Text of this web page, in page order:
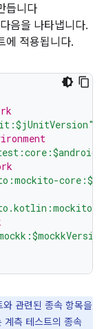
듭니다
음을 나타냅니다.
에 적용됩니다.
와 관련된 종속 항목을
계측 테스트의 종속